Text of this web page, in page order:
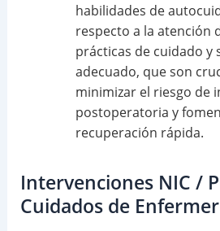
habilidades de
respecto a la atención
prácticas de cuidado y
adecuado, que son
minimizar el riesgo de
postoperatoria y
recuperación rápida.
Intervenciones NIC /
Cuidados de